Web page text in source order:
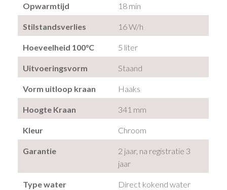
Opwarmtijd 18 min
Stilstandsverlies 16 W/h
Hoeveelheid 100°C 5 liter
Uitvoeringsvorm Staand
Vorm uitloop kraan Haaks
Hoogte Kraan 341 mm
Kleur Chroom
Garantie
2 jaar, na registratie 3
jaar
Type water Direct kokend water